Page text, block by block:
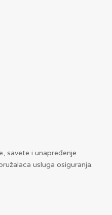
savete i unapređenje
usluga osiguranja.